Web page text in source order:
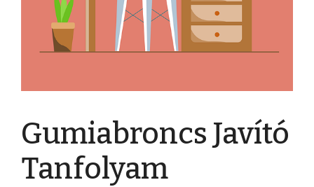
Gumiabroncs Javító
Tanfolyam